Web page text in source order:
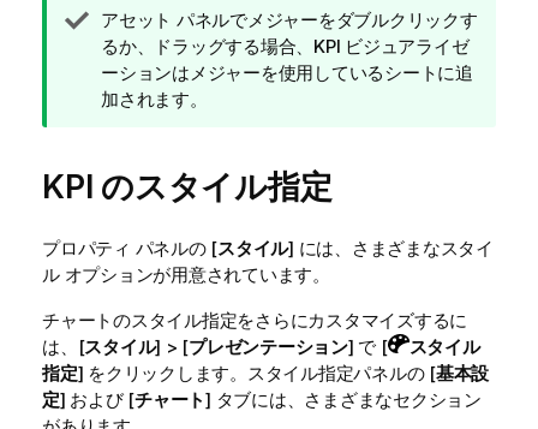
ヒ
ン
ト
メ
アセット パネルでメジャーをダブルクリックす
るか、ドラッグする場合、KPI ビジュアライゼ
ーションはメジャーを使用しているシートに追
加されます。
KPI のスタイル指定
プロパティ パネルの [スタイル] には、さまざまなスタイ
ル オプションが用意されています。
チャートのスタイル指定をさらにカスタマイズするに
は、[スタイル] > [プレゼンテーション] で [
スタイル
指定] をクリックします。スタイル指定パネルの [基本設
定] および [チャート] タブには、さまざまなセクション